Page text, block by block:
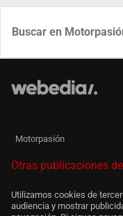
Motorpasión
Otras publicaciones
Utilizamos cookies de
audiencia y mostrar